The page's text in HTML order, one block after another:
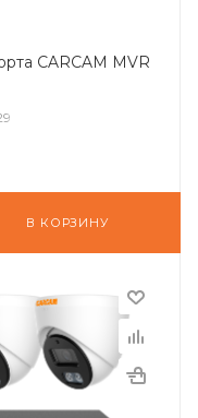
CARCAM MVR
В КОРЗИНУ